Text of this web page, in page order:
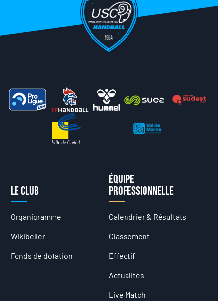
Le club
Organigramme
Wikibelier
Fonds de dotation
Équipe
professionnelle
Calendrier & Résultats
Classement
Effectif
Actualités
Live Match